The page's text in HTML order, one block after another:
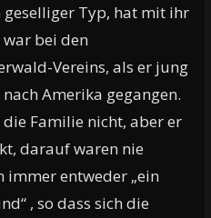
Typ, hat mit ihr
bei den
Vereins, als er jung
Amerika gegangen.
Familie nicht, aber er
darauf waren nie
immer entweder „ein
, so dass sich die